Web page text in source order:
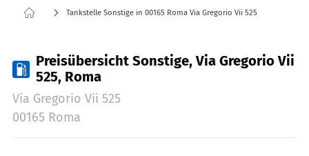
Tankstelle Sonstige in 00165 Roma Via Gregorio Vii 525
Preisübersicht Sonstige, Via Gregorio Vii
525, Roma
Via Gregorio Vii 525
00165 Roma